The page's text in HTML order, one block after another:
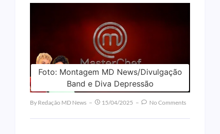
Foto: Montagem MD News/Divulgação
Band e Diva Depressão
By Redação MD News 15/04/2025 No Comments